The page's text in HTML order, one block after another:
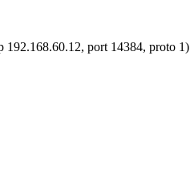
192.168.60.12, port 14384, proto 1)